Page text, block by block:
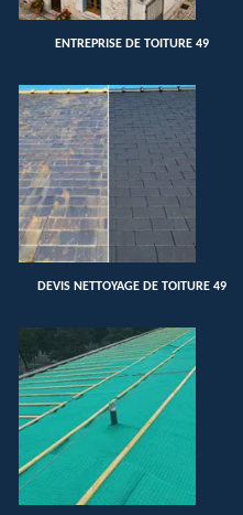
ENTREPRISE DE TOITURE 49
DEVIS NETTOYAGE DE TOITURE 49